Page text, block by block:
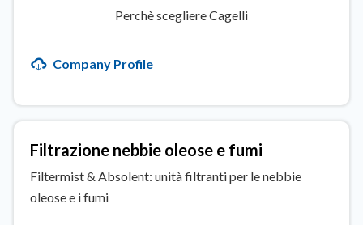
SELEZIONA CLIENTE
Perchè scegliere Cagelli
Company Profile
Filtrazione nebbie oleose e fumi
Filtermist & Absolent: unità filtranti per le nebbie
oleose e i fumi